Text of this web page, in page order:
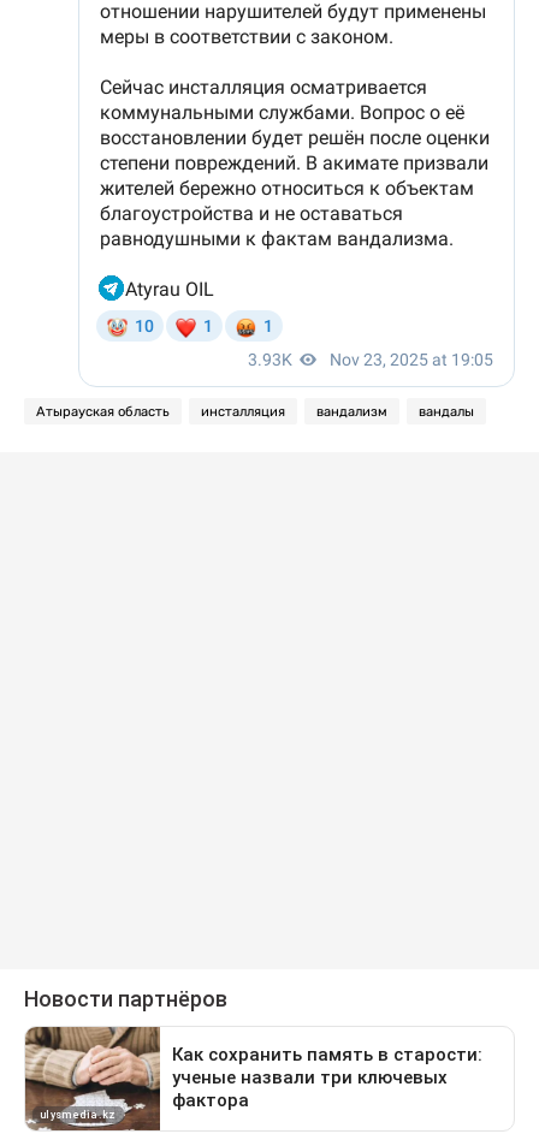
Атырауская область инсталляция вандализм вандалы